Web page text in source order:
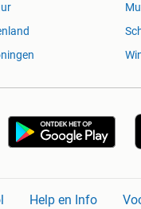
Help en Info